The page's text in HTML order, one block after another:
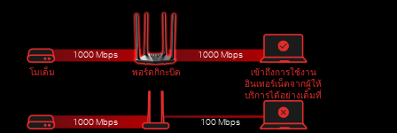
โมเด็ม
1000 Mbps
พอร์ตกิกะบิต
1000 Mbps
เข้าถึงการใช้งาน
อินเทอร์เน็ตจากผู้ให้
บริการได้อย่างเต็มที่
1000 Mbps
100 Mbps